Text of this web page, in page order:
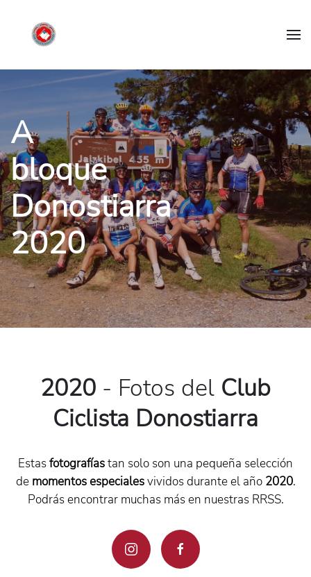
A
bloque
Donostiarra
2020
2020 - Fotos del Club
Ciclista Donostiarra
Estasfotografíastan solo son una pequeña selección
de momentos especialesvividos durante el año 2020.
Podrás encontrar muchas más en nuestras RRSS.